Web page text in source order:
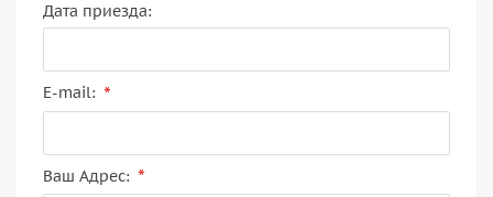
Дата приезда:
E-mail: *
Ваш Адрес: *